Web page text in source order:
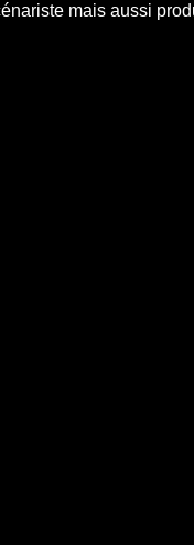
mais aussi